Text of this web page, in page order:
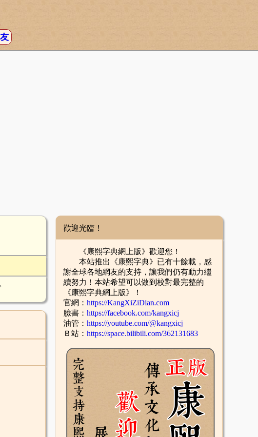
歡迎光臨！
《康熙字典網上版》歡迎您！
本站推出《康熙字典》已有十餘載，感
謝全球各地網友的支持，讓我們仍有動力繼
續努力！本站希望可以做到校對最完整的
《康熙字典網上版》！
官網： https://KangXiZiDian.com
臉書： https://facebook.com/kangxicj
油管： https://youtube.com/@kangxicj
Ｂ站： https://space.bilibili.com/362131683